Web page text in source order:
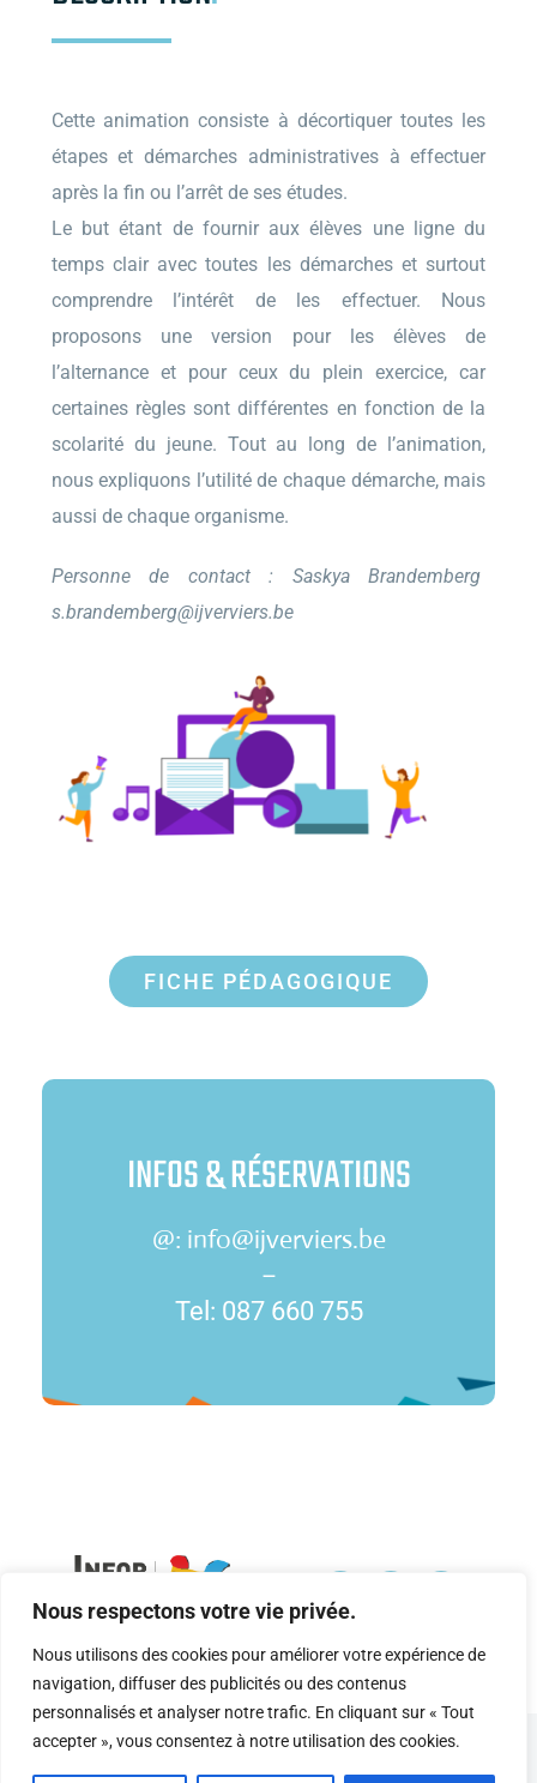
Nous respectons votre vie privée.
Nous utilisons des cookies pour améliorer votre expérience de
navigation, diffuser des publicités ou des contenus
personnalisés et analyser notre trafic. En cliquant sur « Tout
accepter », vous consentez à notre utilisation des cookies.
Cette animation consiste à décortiquer toutes les
étapes et démarches administratives à effectuer
après la fin ou l’arrêt de ses études.
Le but étant de fournir aux élèves une ligne du
temps clair avec toutes les démarches et surtout
comprendre l’intérêt de les effectuer. Nous
proposons une version pour les élèves de
l’alternance et pour ceux du plein exercice, car
certaines règles sont différentes en fonction de la
scolarité du jeune. Tout au long de l’animation,
nous expliquons l’utilité de chaque démarche, mais
aussi de chaque organisme.
Personne de contact : Saskya Brandemberg
s.brandemberg@ijverviers.be
FICHE PÉDAGOGIQUE
INFOS & RÉSERVATIONS
@: info@ijverviers.be
–
Tel: 087 660 755
Rue des Martyrs 37, 4800 Verviers info@ijverviers.be 087 660 755